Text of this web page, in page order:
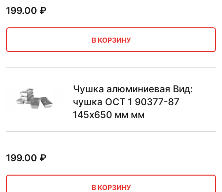
199.00 ₽
В КОРЗИНУ
Чушка алюминиевая Вид:
чушка ОСТ 1 90377-87
145х650 мм мм
199.00 ₽
В КОРЗИНУ